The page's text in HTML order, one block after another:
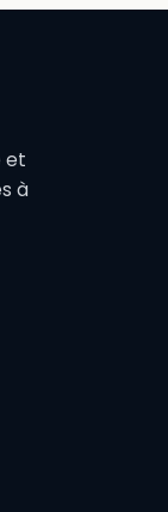
et
à